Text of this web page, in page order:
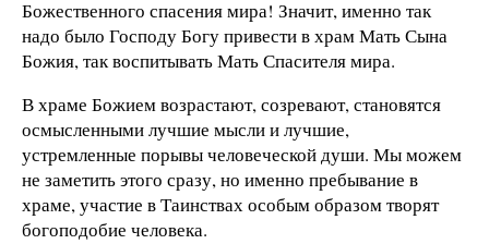
Божественного спасения мира! Значит, именно так
надо было Господу Богу привести в храм Мать Сына
Божия, так воспитывать Мать Спасителя мира.
В храме Божием возрастают, созревают, становятся
осмысленными лучшие мысли и лучшие,
устремленные порывы человеческой души. Мы можем
не заметить этого сразу, но именно пребывание в
храме, участие в Таинствах особым образом творят
богоподобие человека.